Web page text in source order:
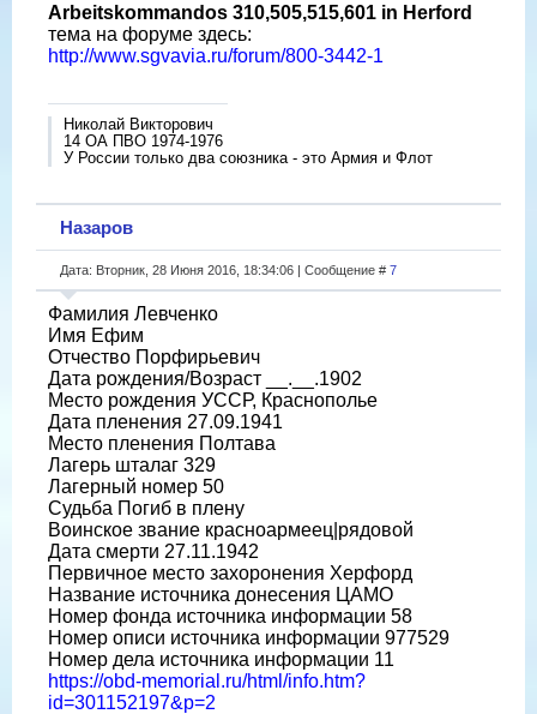
Arbeitskommandos 310,505,515,601 in Herford
тема на форуме здесь:
http://www.sgvavia.ru/forum/800-3442-1
Николай Викторович
14 ОА ПВО 1974-1976
У России только два союзника - это Армия и Флот
Назаров
Дата: Вторник, 28 Июня 2016, 18:34:06 | Сообщение # 7
Фамилия Левченко
Имя Ефим
Отчество Порфирьевич
Дата рождения/Возраст __.__.1902
Место рождения УССР, Краснополье
Дата пленения 27.09.1941
Место пленения Полтава
Лагерь шталаг 329
Лагерный номер 50
Судьба Погиб в плену
Воинское звание красноармеец|рядовой
Дата смерти 27.11.1942
Первичное место захоронения Херфорд
Название источника донесения ЦАМО
Номер фонда источника информации 58
Номер описи источника информации 977529
Номер дела источника информации 11
https://obd-memorial.ru/html/info.htm?
id=301152197&p=2